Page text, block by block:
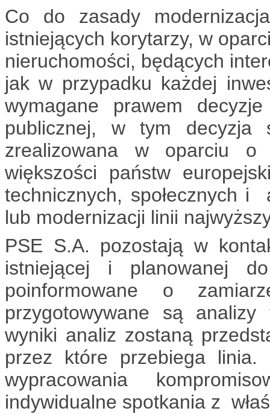
Co do zasady
istniejących korytarzy, w
nieruchomości, będących
jak w przypadku każdej
wymagane prawem
publicznej, w tym decyzja
zrealizowana w oparciu
większości państw
technicznych, społecznych i
lub modernizacji linii
PSE S.A. pozostają w
istniejącej i planowanej
poinformowane o
przygotowywane są
wyniki analiz zostaną
przez które przebiega
wypracowania
indywidualne spotkania z